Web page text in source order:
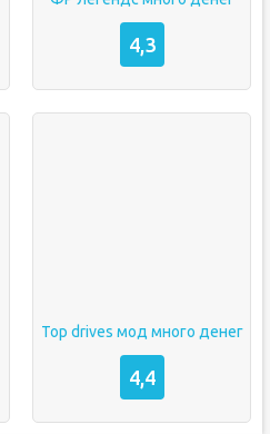
4,3
Top drives мод много денег
4,4